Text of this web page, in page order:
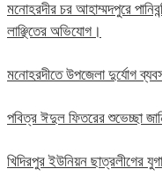
মনোহরদীর চর আহাম্মদপুরে
লাঞ্ছিতের অভিযোগ।
মনোহরদীতে উপজেলা দুর্যোগ
পবিত্র ঈদুল ফিতরের শুভেচ্ছা
খিদিরপুর ইউনিয়ন ছাত্রলীগের